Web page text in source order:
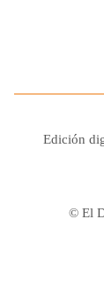
Edición
© El